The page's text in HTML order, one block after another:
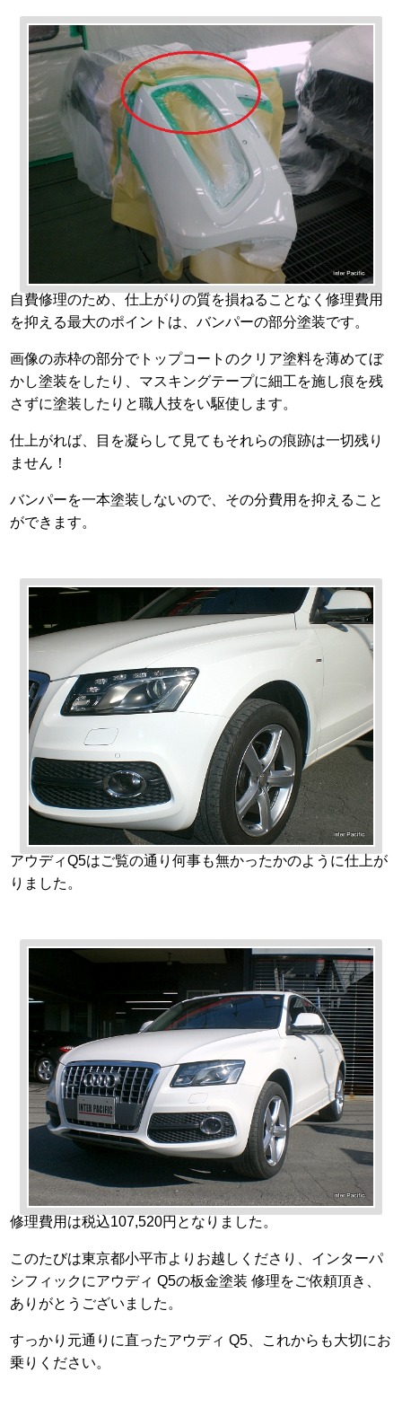
自費修理のため、仕上がりの質を損ねることなく修理費用
を抑える最大のポイントは、バンパーの部分塗装です。
画像の赤枠の部分でトップコートのクリア塗料を薄めてぼ
かし塗装をしたり、マスキングテープに細工を施し痕を残
さずに塗装したりと職人技をい駆使します。
仕上がれば、目を凝らして見てもそれらの痕跡は一切残り
ません！
バンパーを一本塗装しないので、その分費用を抑えること
ができます。
アウディQ5はご覧の通り何事も無かったかのように仕上が
りました。
修理費用は税込107,520円となりました。
このたびは東京都小平市よりお越しくださり、インターパ
シフィックにアウディ Q5の板金塗装 修理をご依頼頂き、
ありがとうございました。
すっかり元通りに直ったアウディ Q5、これからも大切にお
乗りください。